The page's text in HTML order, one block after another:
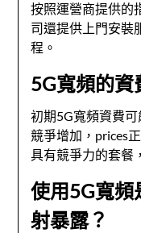
按照運營商提供的
司還提供上門安裝
程。
5G寬頻的資
初期5G寬頻資費
競爭增加，prices
具有競爭力的套餐
使用5G寬頻
射暴露？